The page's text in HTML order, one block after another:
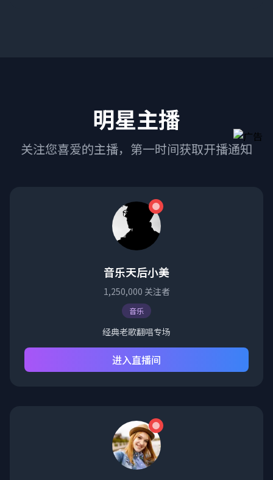
明星主播
关注您喜爱的主播，第一时间获取开播通知
音乐天后小美
1,250,000 关注者
音乐
经典老歌翻唱专场
进入直播间